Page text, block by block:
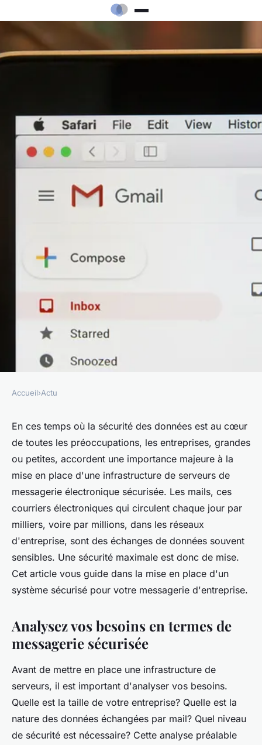
Comment mettre en place une
infrastructure de serveurs de
messagerie électronique
sécurisée pour une grande
entreprise?
Accueil›Actu
En ces temps où la sécurité des données est au cœur
de toutes les préoccupations, les entreprises, grandes
ou petites, accordent une importance majeure à la
mise en place d'une infrastructure de serveurs de
messagerie électronique sécurisée. Les mails, ces
courriers électroniques qui circulent chaque jour par
milliers, voire par millions, dans les réseaux
d'entreprise, sont des échanges de données souvent
sensibles. Une sécurité maximale est donc de mise.
Cet article vous guide dans la mise en place d'un
système sécurisé pour votre messagerie d'entreprise.
Analysez vos besoins en termes de
messagerie sécurisée
Avant de mettre en place une infrastructure de
serveurs, il est important d'analyser vos besoins.
Quelle est la taille de votre entreprise? Quelle est la
nature des données échangées par mail? Quel niveau
de sécurité est nécessaire? Cette analyse préalable